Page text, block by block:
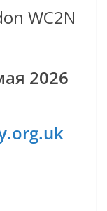
WC2N
2026